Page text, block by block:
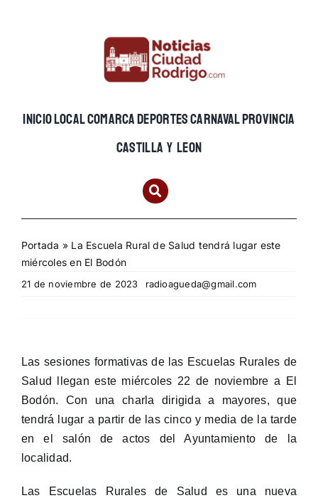
INICIOLOCALCOMARCADEPORTESCARNAVALPROVINCIA
CASTILLA Y LEON
Portada » La Escuela Rural de Salud tendrá lugar este
miércoles en El Bodón
21 de noviembre de 2023 radioagueda@gmail.com
Las sesiones formativas de las Escuelas Rurales de
Salud llegan este miércoles 22 de noviembre a El
Bodón. Con una charla dirigida a mayores, que
tendrá lugar a partir de las cinco y media de la tarde
en el salón de actos del Ayuntamiento de la
localidad.
Las Escuelas Rurales de Salud es una nueva